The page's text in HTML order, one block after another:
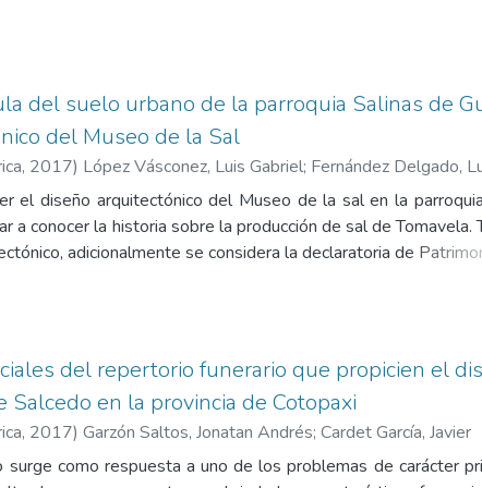
atención prioritaria dentro de la sociedad ecuatoriana, se
a personas con discapacidad y que brinde atención a
de iniciativa constitucional, regida por el Ministerio
por la organización mundial de la salud, y el consejo
basadas en la inmersión del yo y entrevistas
de personas con discapacidad primordiales en etapas
del suelo urbano de la parroquia Salinas de
del Museo de la Sal
, 2017) López Vásconez, Luis Gabriel; Fernández Delgado,
el diseño arquitectónico del Museo de la sal en la
a conocer la historia sobre la producción de sal de Tomavela.
adicionalmente se considera la declaratoria de
la creación del Museo de la sal. Para determinar
investigación tomarlos como referencia en el proceso
del repertorio funerario que propicien el
en la provincia de Cotopaxi
, 2017) Garzón Saltos, Jonatan Andrés; Cardet García, Javier
como respuesta a uno de los problemas de carácter